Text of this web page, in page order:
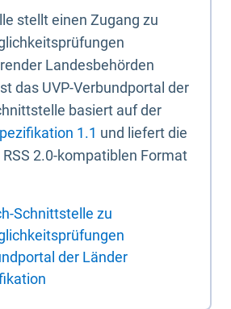
stellt einen Zugang zu
Landesbehörden
das UVP-Verbundportal der
basiert auf der
1.1 und liefert die
2.0-kompatiblen Format
Schnittstelle zu
der Länder